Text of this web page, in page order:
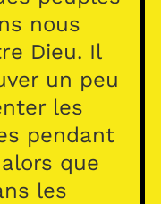
nous
Dieu. Il
un peu
les
pendant
que
les